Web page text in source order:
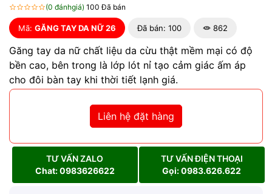
(0 đánhgiá) 100 Đã bán
Mã: GĂNG TAY DA NỮ 26 Đã bán: 100 862
Găng tay da nữ chất liệu da cừu thật mềm mại có độ
bền cao, bên trong là lớp lót nỉ tạo cảm giác ấm áp
cho đôi bàn tay khi thời tiết lạnh giá.
Liên hệ đặt hàng
TƯ VẤN ZALO
Chat: 0983626622
TƯ VẤN ĐIỆN THOẠI
Gọi: 0983.626.622